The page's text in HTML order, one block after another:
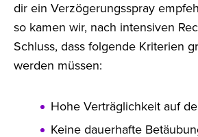
dir ein Verzögerungsspray
so kamen wir, nach intensiven
Schluss, dass folgende Kriterien
werden müssen:
Hohe Verträglichkeit auf
Keine dauerhafte